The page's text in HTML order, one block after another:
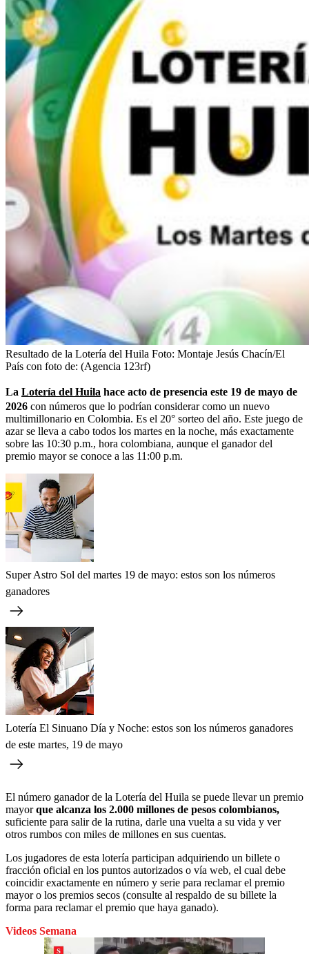
Resultado de la Lotería del Huila Foto: Montaje Jesús Chacín/El
País con foto de: (Agencia 123rf)
La Lotería del Huila hace acto de presencia este 19 de mayo de
2026 con números que lo podrían considerar como un nuevo
multimillonario en Colombia. Es el 20° sorteo del año. Este juego de
azar se lleva a cabo todos los martes en la noche, más exactamente
sobre las 10:30 p.m., hora colombiana, aunque el ganador del
premio mayor se conoce a las 11:00 p.m.
Super Astro Sol del martes 19 de mayo: estos son los números
ganadores
Lotería El Sinuano Día y Noche: estos son los números ganadores
de este martes, 19 de mayo
El número ganador de la Lotería del Huila se puede llevar un premio
mayorque alcanza los 2.000 millones de pesos colombianos,
suficiente para salir de la rutina, darle una vuelta a su vida y ver
otros rumbos con miles de millones en sus cuentas.
Los jugadores de esta lotería participan adquiriendo un billete o
fracción oficial en los puntos autorizados o vía web, el cual debe
coincidir exactamente en número y serie para reclamar el premio
mayor o los premios secos (consulte al respaldo de su billete la
forma para reclamar el premio que haya ganado).
Videos Semana